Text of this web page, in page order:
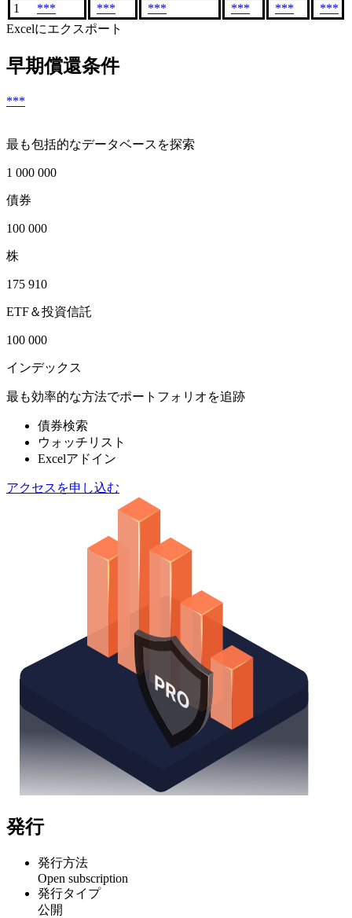
1 *** *** *** *** ***
***
Excelにエクスポート
早期償還条件
***
最も包括的なデータベースを探索
1 000 000
債券
100 000
株
175 910
ETF＆投資信託
100 000
インデックス
最も効率的な方法でポートフォリオを追跡
債券検索
ウォッチリスト
Excelアドイン
アクセスを申し込む
発行
発行方法
Open subscription
発行タイプ
公開